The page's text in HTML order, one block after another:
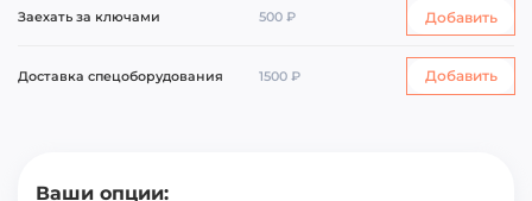
Заехать за ключами 500 ₽ Добавить
Доставка спецоборудования 1500 ₽ Добавить
Ваши опции: